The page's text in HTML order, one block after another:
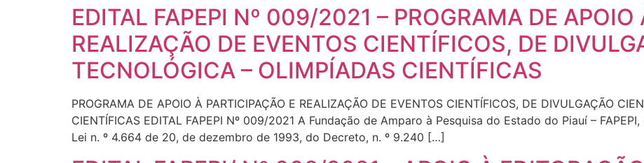
EDITAL FAPEPI Nº 009/2021 – PROGRAMA DE APOIO
REALIZAÇÃO DE EVENTOS CIENTÍFICOS, DE
TECNOLÓGICA – OLIMPÍADAS CIENTÍFICAS
PROGRAMA DE APOIO À PARTICIPAÇÃO E REALIZAÇÃO DE EVENTOS CIENTÍFICOS, DE DIVULGAÇÃO
CIENTÍFICAS EDITAL FAPEPI Nº 009/2021 A Fundação de Amparo à Pesquisa do Estado do Piauí –
Lei n. º 4.664 de 20, de dezembro de 1993, do Decreto, n. º 9.240 […]